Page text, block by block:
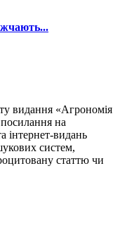
видання «Агрономія
на
інтернет-видань
систем,
статтю чи